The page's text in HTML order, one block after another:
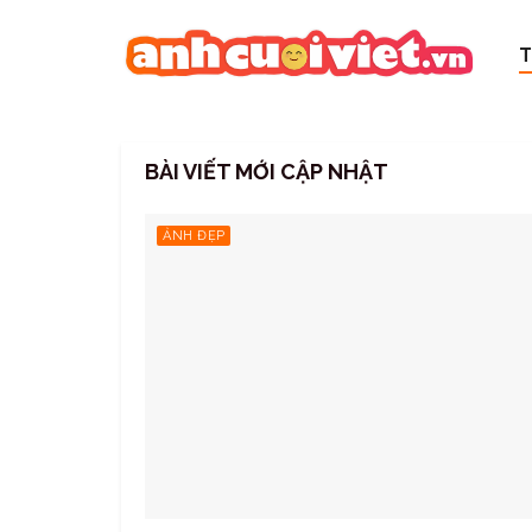
BÀI VIẾT MỚI CẬP NHẬT
ẢNH ĐẸP